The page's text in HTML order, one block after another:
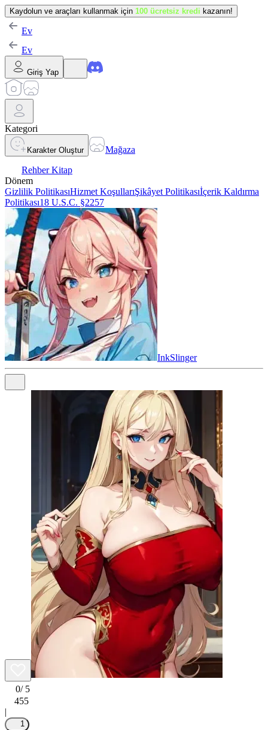
Kaydolun ve araçları kullanmak için 100 ücretsiz kredi kazanın!
Ev
Ev
Giriş Yap
Kategori
Karakter Oluştur
Mağaza
Rehber Kitap
Dönem
Gizlilik PolitikasıHizmet KoşullarıŞikâyet Politikasıİçerik Kaldırma
Politikası18 U.S.C. §2257
InkSlinger
0/ 5
455
|
1